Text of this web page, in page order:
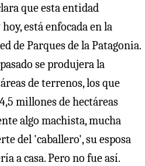
que esta entidad
está enfocada en la
de Parques de la Patagonia.
se produjera la
de terrenos, los que
millones de hectáreas
algo machista, mucha
del 'caballero', su esposa
a casa. Pero no fue así.